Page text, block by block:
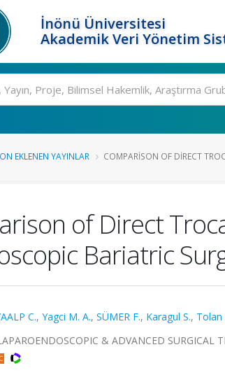
İnönü Üniversitesi
Akademik Veri Yönetim
EKLENEN YAYINLAR COMPARISON OF DIRECT
of Direct
Bariatric
C., Yagci M. A., SÜMER F., Karagul S., Tolan
& ADVANCED